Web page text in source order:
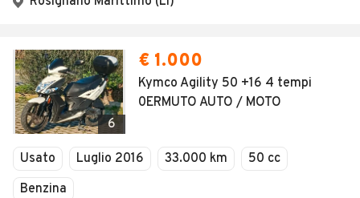
6
€ 1.000
Kymco Agility 50 +16 4 tempi
0ERMUTO AUTO / MOTO
Usato Luglio 2016 33.000 km
50 cc
Benzina